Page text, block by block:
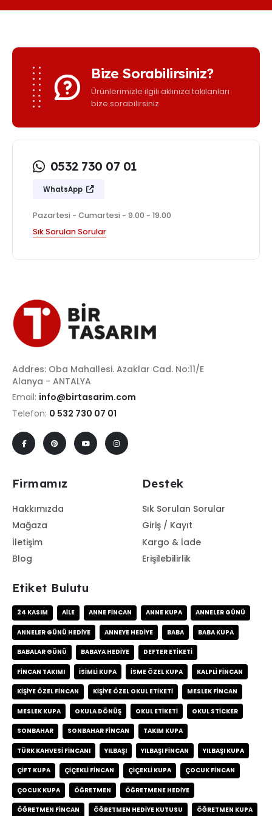
Bize Sorabilirsiniz?
Ürünlerimizle ilgili aklınıza takılanları
bize sorabilirsiniz.
0532 730 07 01
WhatsApp
Pazartesi - Cumartesi - 9.00 - 19.00
Sık Sorulan Sorular
Addres: Oba Mahallesi. Azaklar Cad. No:11/E
Alanya - ANTALYA
Email: info@birtasarim.com
Telefon: 0 532 730 07 01
Firmamız
Hakkımızda
Mağaza
İletişim
Blog
Destek
Sık Sorulan Sorular
Giriş / Kayıt
Kargo & İade
Erişilebilirlik
Etiket Bulutu
24 KASIM AILE ANNE FINCAN ANNE KUPA ANNELER GÜNÜ
ANNELER GÜNÜ HEDIYE ANNEYE HEDIYE BABA BABA KUPA
BABALAR GÜNÜ BABAYA HEDIYE DEFTER ETIKETI
FINCAN TAKIMI ISIMLI KUPA ISME ÖZEL KUPA KALPLI FINCAN
KIŞIYE ÖZEL FINCAN KIŞIYE ÖZEL OKUL ETIKETI MESLEK FINCAN
MESLEK KUPA OKULA DÖNÜŞ OKUL ETIKETI OKUL STICKER
SONBAHAR SONBAHAR FINCAN TAKIM KUPA
TÜRK KAHVESI FINCANI YILBAŞI YILBAŞI FINCAN YILBAŞI KUPA
ÇIFT KUPA ÇIÇEKLI FINCAN ÇIÇEKLI KUPA ÇOCUK FINCAN
ÇOCUK KUPA ÖĞRETMEN ÖĞRETMENE HEDIYE
ÖĞRETMEN FINCAN ÖĞRETMEN HEDIYE KUTUSU ÖĞRETMEN KUPA